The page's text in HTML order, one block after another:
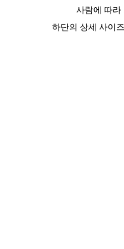
사람에 따라
하단의 상세 사이